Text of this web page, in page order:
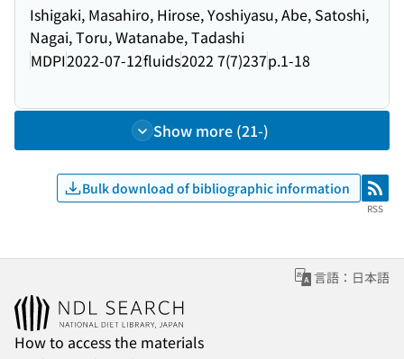
Ishigaki, Masahiro, Hirose, Yoshiyasu, Abe, Satoshi,
Nagai, Toru, Watanabe, Tadashi
MDPI2022-07-12fluids2022 7(7)237p.1-18
Show more (21-)
Bulk download of bibliographic information RSS
RSS
言語：日本語
How to access the materials